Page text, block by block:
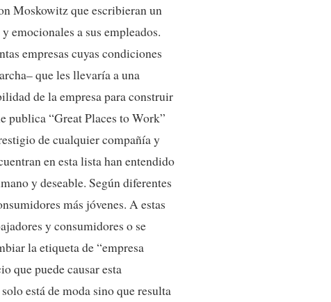
Moskowitz que escribieran un
emocionales a sus empleados.
empresas cuyas condiciones
que les llevaría a una
de la empresa para construir
publica “Great Places to Work”
de cualquier compañía y
en esta lista han entendido
y deseable. Según diferentes
más jóvenes. A estas
y consumidores o se
la etiqueta de “empresa
que puede causar esta
está de moda sino que resulta